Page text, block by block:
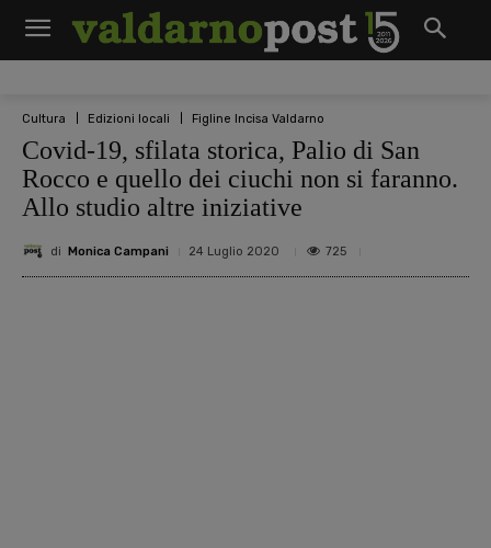
Cultura Edizioni locali Figline Incisa Valdarno
Covid-19, sfilata storica, Palio di San
Rocco e quello dei ciuchi non si faranno.
Allo studio altre iniziative
di Monica Campani 24 Luglio 2020 725